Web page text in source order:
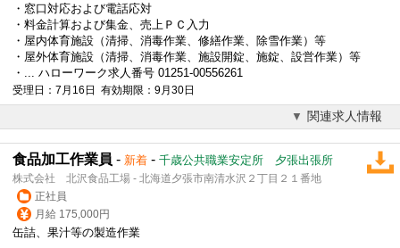
・窓口対応および電話応対
・料金計算および集金、売上ＰＣ入力
・屋内体育施設（清掃、消毒作業、修繕作業、除雪作業）等
・屋外体育施設（清掃、消毒作業、施設開錠、施錠、設営作業）等
・... ハローワーク求人番号 01251-00556261
受理日：7月16日 有効期限：9月30日
関連求人情報
食品加工作業員 - 新着 - 千歳公共職業安定所 夕張出張所
株式会社 北沢食品工場 - 北海道夕張市南清水沢２丁目２１番地
正社員
月給 175,000円
缶詰、果汁等の製造作業